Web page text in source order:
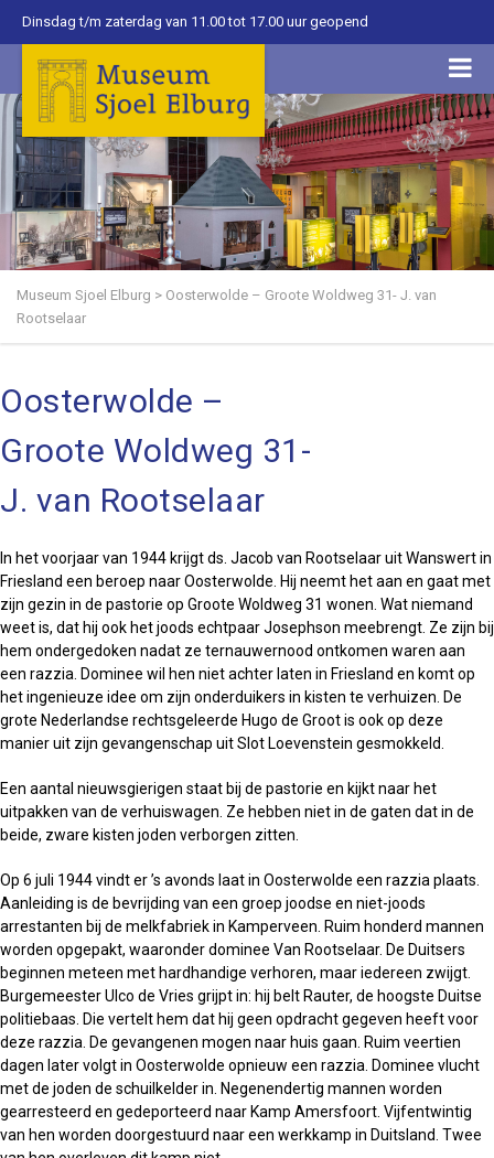
Dinsdag t/m zaterdag van 11.00 tot 17.00 uur geopend
Museum Sjoel Elburg > Oosterwolde – Groote Woldweg 31- J. van
Rootselaar
Oosterwolde –
Groote Woldweg 31-
J. van Rootselaar
In het voorjaar van 1944 krijgt ds. Jacob van Rootselaar uit Wanswert in
Friesland een beroep naar Oosterwolde. Hij neemt het aan en gaat met
zijn gezin in de pastorie op Groote Woldweg 31 wonen. Wat niemand
weet is, dat hij ook het joods echtpaar Josephson meebrengt. Ze zijn bij
hem ondergedoken nadat ze ternauwernood ontkomen waren aan
een razzia. Dominee wil hen niet achter laten in Friesland en komt op
het ingenieuze idee om zijn onderduikers in kisten te verhuizen. De
grote Nederlandse rechtsgeleerde Hugo de Groot is ook op deze
manier uit zijn gevangenschap uit Slot Loevenstein gesmokkeld.
Een aantal nieuwsgierigen staat bij de pastorie en kijkt naar het
uitpakken van de verhuiswagen. Ze hebben niet in de gaten dat in de
beide, zware kisten joden verborgen zitten.
Op 6 juli 1944 vindt er ’s avonds laat in Oosterwolde een razzia plaats.
Aanleiding is de bevrijding van een groep joodse en niet-joods
arrestanten bij de melkfabriek in Kamperveen. Ruim honderd mannen
worden opgepakt, waaronder dominee Van Rootselaar. De Duitsers
beginnen meteen met hardhandige verhoren, maar iedereen zwijgt.
Burgemeester Ulco de Vries grijpt in: hij belt Rauter, de hoogste Duitse
politiebaas. Die vertelt hem dat hij geen opdracht gegeven heeft voor
deze razzia. De gevangenen mogen naar huis gaan. Ruim veertien
dagen later volgt in Oosterwolde opnieuw een razzia. Dominee vlucht
met de joden de schuilkelder in. Negenendertig mannen worden
gearresteerd en gedeporteerd naar Kamp Amersfoort. Vijfentwintig
van hen worden doorgestuurd naar een werkkamp in Duitsland. Twee